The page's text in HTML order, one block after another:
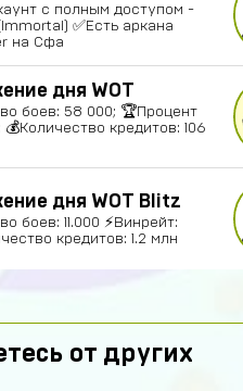
с полным доступом -
✅Есть аркана
на Сфа
дня WOT
боев: 58 000; 🏆Процент
💰Количество кредитов: 106
дня WOT Blitz
боев: 11.000 ⚡Винрейт:
кредитов: 1.2 млн
от других